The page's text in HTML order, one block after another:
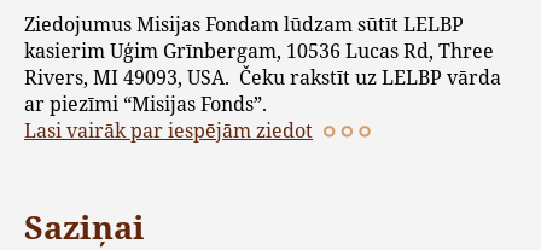
Ziedojumus Misijas Fondam lūdzam sūtīt LELBP
kasierim Uģim Grīnbergam, 10536 Lucas Rd, Three
Rivers, MI 49093, USA. Čeku rakstīt uz LELBP vārda
ar piezīmi “Misijas Fonds”.
Lasi vairāk par iespējām ziedot
Saziņai